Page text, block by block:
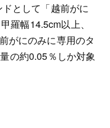
として「越前がに
羅幅14.5cm以上、
がにのみに専用のタ
の約0.05％しか対象